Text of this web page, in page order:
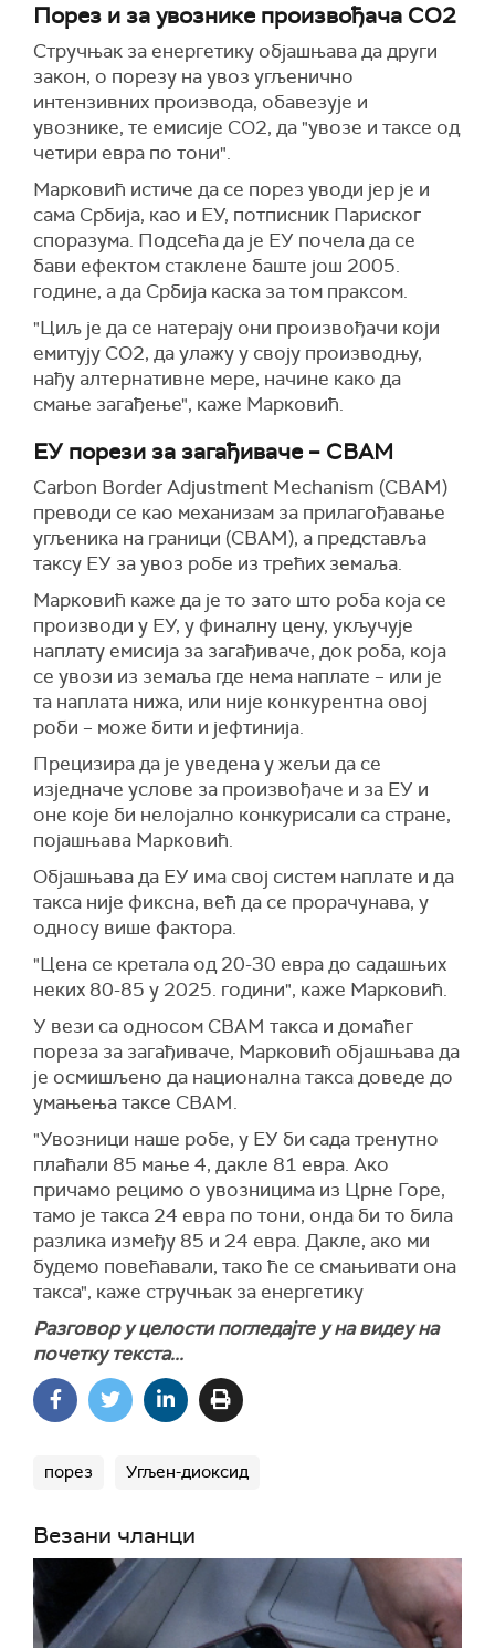
Порез и за увознике произвођача CO2
Стручњак за енергетику објашњава да други
закон, о порезу на увоз угљенично
интензивних производа, обавезује и
увознике, те емисије CO2, да "увозе и таксе од
четири евра по тони".
Марковић истиче да се порез уводи јер је и
сама Србија, као и ЕУ, потписник Париског
споразума. Подсећа да је ЕУ почела да се
бави ефектом стаклене баште још 2005.
године, а да Србија каска за том праксом.
"Циљ је да се натерају они произвођачи који
емитују CО2, да улажу у своју производњу,
нађу алтернативне мере, начине како да
смање загађење", каже Марковић.
ЕУ порези за загађиваче – CBAM
Carbon Border Adjustment Mechanism (CBAM)
преводи се као механизам за прилагођавање
угљеника на граници (CBAM), а представља
таксу ЕУ за увоз робе из трећих земаља.
Марковић каже да је то зато што роба која се
производи у ЕУ, у финалну цену, укључује
наплату емисија за загађиваче, док роба, која
се увози из земаља где нема наплате – или је
та наплата нижа, или није конкурентна овој
роби – може бити и јефтинија.
Прецизира да је уведена у жељи да се
изједначе услове за произвођаче и за ЕУ и
оне које би нелојално конкурисали са стране,
појашњава Марковић.
Објашњава да ЕУ има свој систем наплате и да
такса није фиксна, већ да се прорачунава, у
односу више фактора.
"Цена се кретала од 20-30 евра до садашњих
неких 80-85 у 2025. години", каже Марковић.
У вези са односом CBAM такса и домаћег
пореза за загађиваче, Марковић објашњава да
је осмишљено да национална такса доведе до
умањења таксе CBAM.
"Увозници наше робе, у ЕУ би сада тренутно
плаћали 85 мање 4, дакле 81 евра. Ако
причамо рецимо о увозницима из Црне Горе,
тамо је такса 24 евра по тони, онда би то била
разлика између 85 и 24 евра. Дакле, ако ми
будемо повећавали, тако ће се смањивати она
такса", каже стручњак за енергетику
Разговор у целости погледајте у на видеу на
почетку текста...
порез Угљен-диоксид
Везани чланци